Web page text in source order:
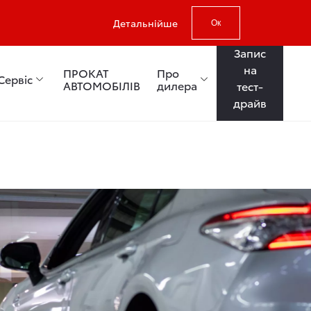
Детальнійше Ок
ПРОКАТ
АВТОМОБІЛІВ
Про
дилера
Запис
на
тест-
драйв